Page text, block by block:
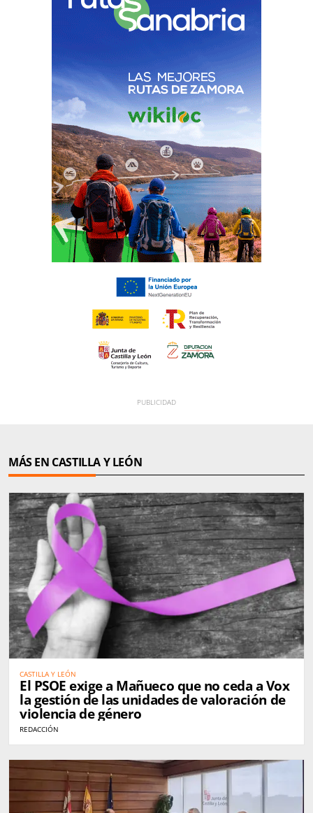
MÁS EN CASTILLA Y LEÓN
CASTILLA Y LEÓN
El PSOE exige a Mañueco que no ceda a Vox
la gestión de las unidades de valoración de
violencia de género
REDACCIÓN